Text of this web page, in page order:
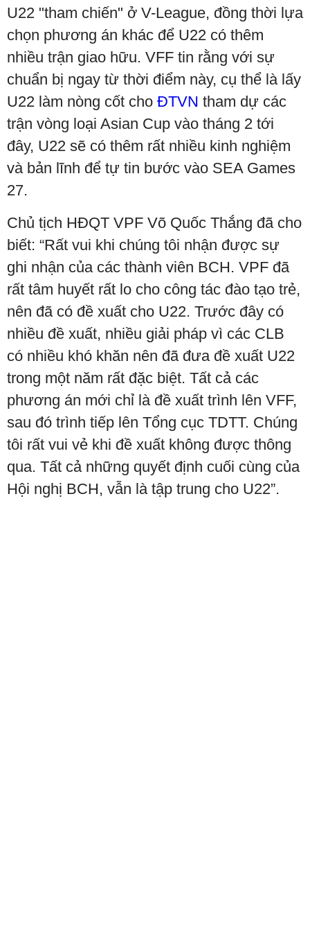
U22 "tham chiến" ở V-League, đồng thời lựa
chọn phương án khác để U22 có thêm
nhiều trận giao hữu. VFF tin rằng với sự
chuẩn bị ngay từ thời điểm này, cụ thể là lấy
U22 làm nòng cốt cho ĐTVN tham dự các
trận vòng loại Asian Cup vào tháng 2 tới
đây, U22 sẽ có thêm rất nhiều kinh nghiệm
và bản lĩnh để tự tin bước vào SEA Games
27.
Chủ tịch HĐQT VPF Võ Quốc Thắng đã cho
biết: “Rất vui khi chúng tôi nhận được sự
ghi nhận của các thành viên BCH. VPF đã
rất tâm huyết rất lo cho công tác đào tạo trẻ,
nên đã có đề xuất cho U22. Trước đây có
nhiều đề xuất, nhiều giải pháp vì các CLB
có nhiều khó khăn nên đã đưa đề xuất U22
trong một năm rất đặc biệt. Tất cả các
phương án mới chỉ là đề xuất trình lên VFF,
sau đó trình tiếp lên Tổng cục TDTT. Chúng
tôi rất vui vẻ khi đề xuất không được thông
qua. Tất cả những quyết định cuối cùng của
Hội nghị BCH, vẫn là tập trung cho U22”.